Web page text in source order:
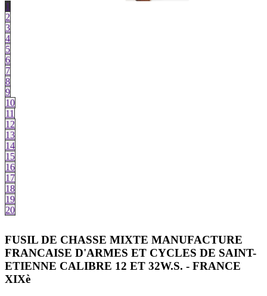
1
2
3
4
5
6
7
8
9
10
11
12
13
14
15
16
17
18
19
20
FUSIL DE CHASSE MIXTE MANUFACTURE
FRANCAISE D'ARMES ET CYCLES DE SAINT-
ETIENNE CALIBRE 12 ET 32W.S. - FRANCE
XIXè